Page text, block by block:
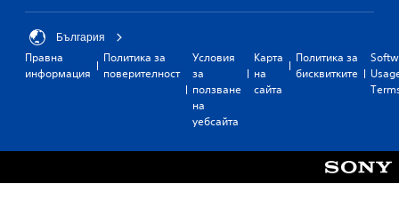
България
Правна
информация
Политика за
поверителност
Условия
за
ползване
на
уебсайта
Карта
на
сайта
Политика за
бисквитките